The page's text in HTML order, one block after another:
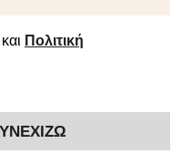
και Πολιτική